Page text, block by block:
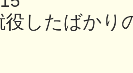
役したばかり